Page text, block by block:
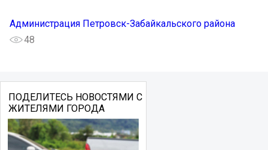
Администрация Петровск-Забайкальского района
48
ПОДЕЛИТЕСЬ НОВОСТЯМИ С
ЖИТЕЛЯМИ ГОРОДА